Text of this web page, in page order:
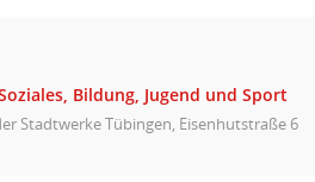
Bildung, Jugend und Sport
Stadtwerke Tübingen, Eisenhutstraße 6